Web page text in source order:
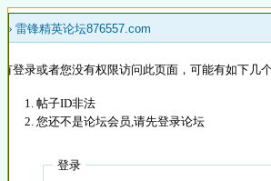
» 雷锋精英论坛876557.com
登录或者您没有权限访问此页面，可能有如下几
帖子ID非法
您还不是论坛会员,请先登录论坛
登录